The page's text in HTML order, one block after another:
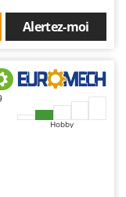
Alertez-moi
Hobby